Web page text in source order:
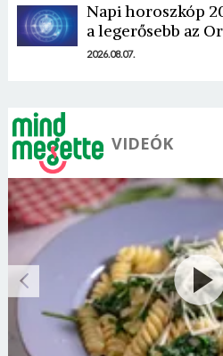
Napi horoszkóp
a legerősebb az
2026.08.07.
VIDEÓK
Jelszó